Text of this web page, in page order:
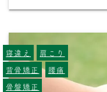
寝違え
肩こり
背骨矯正
腰痛
骨盤矯正